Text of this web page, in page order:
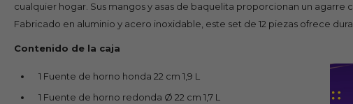
cualquier hogar. Sus mangos y asas de baquelita proporcionan un
Fabricado en aluminio y acero inoxidable, este set de 12 piezas ofrece
Contenido de la caja
1 Fuente de horno honda 22 cm 1,9 L
1 Fuente de horno redonda Ø 22 cm 1,7 L